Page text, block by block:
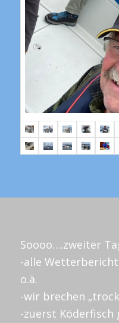
Soooo….zweiter
-alle
o.ä.
-wir brechen
-zuerst Köderfisch